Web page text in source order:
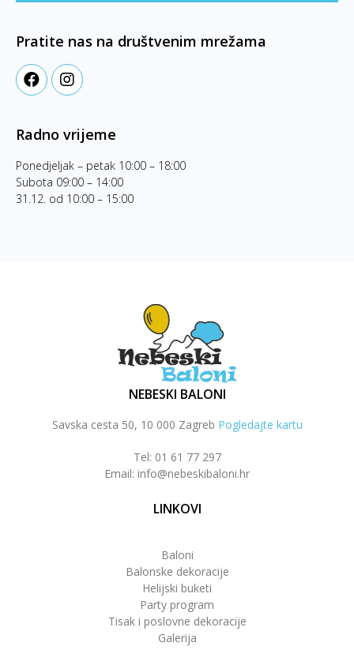
Pratite nas na društvenim mrežama
Radno vrijeme
Ponedjeljak – petak 10:00 – 18:00
Subota 09:00 – 14:00
31.12. od 10:00 – 15:00
NEBESKI BALONI
Savska cesta 50, 10 000 Zagreb Pogledajte kartu
Tel: 01 61 77 297
Email: info@nebeskibaloni.hr
LINKOVI
Baloni
Balonske dekoracije
Helijski buketi
Party program
Tisak i poslovne dekoracije
Galerija